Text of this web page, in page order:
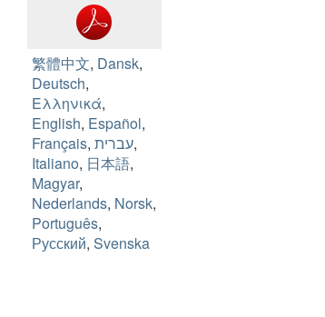
繁體中文, Dansk,
Deutsch,
Ελληνικά,
English, Español,
Français,עברית,
Italiano, 日本語,
Magyar,
Nederlands, Norsk,
Português,
Русский,Svenska